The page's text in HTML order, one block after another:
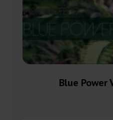
Blue Power